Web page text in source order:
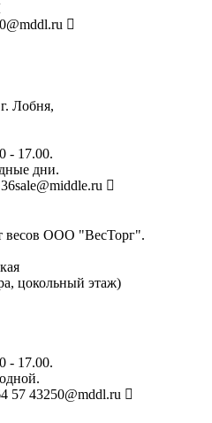
Лобня,
- 17.00.
дни.
sale@middle.ru
весов ООО "ВесТорг".
цокольный этаж)
- 17.00.
57 43250@mddl.ru